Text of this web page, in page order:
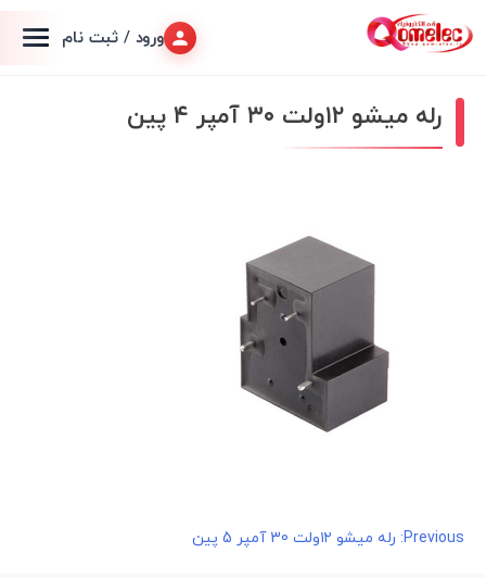
ورود / ثبت نام
رله میشو ۱۲ولت ۳۰ آمپر ۴ پین
راهبری
Previous: رله میشو ۱۲ولت 30 آمپر 5 پین